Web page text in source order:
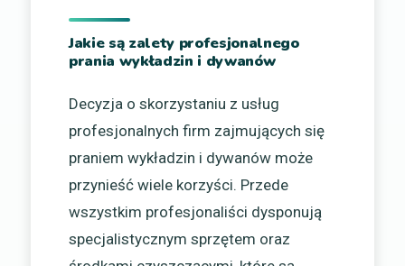
Jakie są zalety profesjonalnego
prania wykładzin i dywanów
Decyzja o skorzystaniu z usług
profesjonalnych firm zajmujących się
praniem wykładzin i dywanów może
przynieść wiele korzyści. Przede
wszystkim profesjonaliści dysponują
specjalistycznym sprzętem oraz